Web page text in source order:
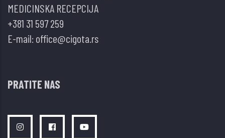
MEDICINSKA RECEPCIJA
+381 31 597 259
E-mail: office@cigota.rs
PRATITE NAS